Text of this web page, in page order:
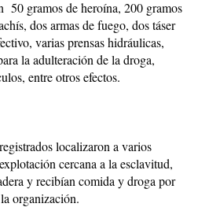
50 gramos de heroína, 200 gramos
dos armas de fuego, dos táser
varias prensas hidráulicas,
la adulteración de la droga,
entre otros efectos.
localizaron a varios
cercana a la esclavitud,
y recibían comida y droga por
organización.